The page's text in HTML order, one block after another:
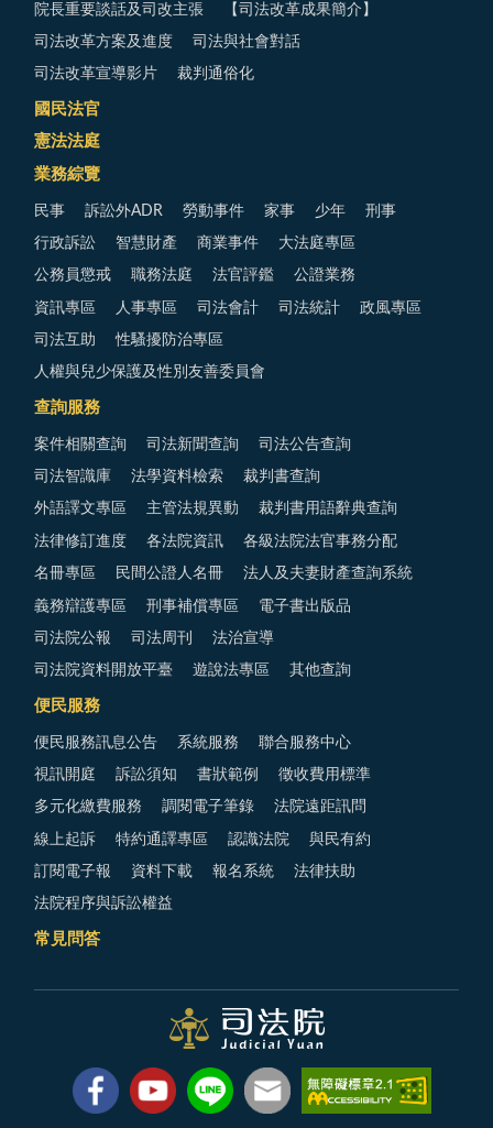
院長重要談話及司改主張 【司法改革成果簡介】
司法改革方案及進度 司法與社會對話
司法改革宣導影片 裁判通俗化
國民法官
憲法法庭
業務綜覽
民事 訴訟外ADR 勞動事件 家事 少年 刑事
行政訴訟 智慧財產 商業事件 大法庭專區
公務員懲戒 職務法庭 法官評鑑 公證業務
資訊專區 人事專區 司法會計 司法統計 政風專區
司法互助 性騷擾防治專區
人權與兒少保護及性別友善委員會
查詢服務
案件相關查詢 司法新聞查詢 司法公告查詢
司法智識庫 法學資料檢索 裁判書查詢
外語譯文專區 主管法規異動 裁判書用語辭典查詢
法律修訂進度 各法院資訊 各級法院法官事務分配
名冊專區 民間公證人名冊 法人及夫妻財產查詢系統
義務辯護專區 刑事補償專區 電子書出版品
司法院公報 司法周刊 法治宣導
司法院資料開放平臺 遊說法專區 其他查詢
便民服務
便民服務訊息公告 系統服務 聯合服務中心
視訊開庭 訴訟須知 書狀範例 徵收費用標準
多元化繳費服務 調閱電子筆錄 法院遠距訊問
線上起訴 特約通譯專區 認識法院 與民有約
訂閱電子報 資料下載 報名系統 法律扶助
法院程序與訴訟權益
常見問答